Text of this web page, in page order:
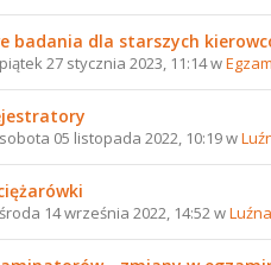
badania dla starszych
27 stycznia 2023, 11:14 w
05 listopada 2022, 10:19 w
14 września 2022, 14:52 w